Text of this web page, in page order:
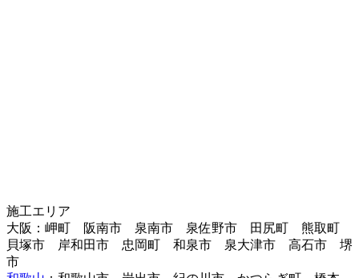
施工エリア
大阪：岬町 阪南市 泉南市 泉佐野市 田尻町 熊取町
貝塚市 岸和田市 忠岡町 和泉市 泉大津市 高石市 堺
市